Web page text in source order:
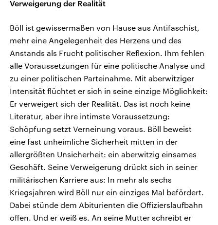
Verweigerung der Realität
Böll ist gewissermaßen von Hause aus Antifaschist,
mehr eine Angelegenheit des Herzens und des
Anstands als Frucht politischer Reflexion. Ihm fehlen
alle Voraussetzungen für eine politische Analyse und
zu einer politischen Parteinahme. Mit aberwitziger
Intensität flüchtet er sich in seine einzige Möglichkeit:
Er verweigert sich der Realität. Das ist noch keine
Literatur, aber ihre intimste Voraussetzung:
Schöpfung setzt Verneinung voraus. Böll beweist
eine fast unheimliche Sicherheit mitten in der
allergrößten Unsicherheit: ein aberwitzig einsames
Geschäft. Seine Verweigerung drückt sich in seiner
militärischen Karriere aus: In mehr als sechs
Kriegsjahren wird Böll nur ein einziges Mal befördert.
Dabei stünde dem Abiturienten die Offizierslaufbahn
offen. Und er weiß es. An seine Mutter schreibt er